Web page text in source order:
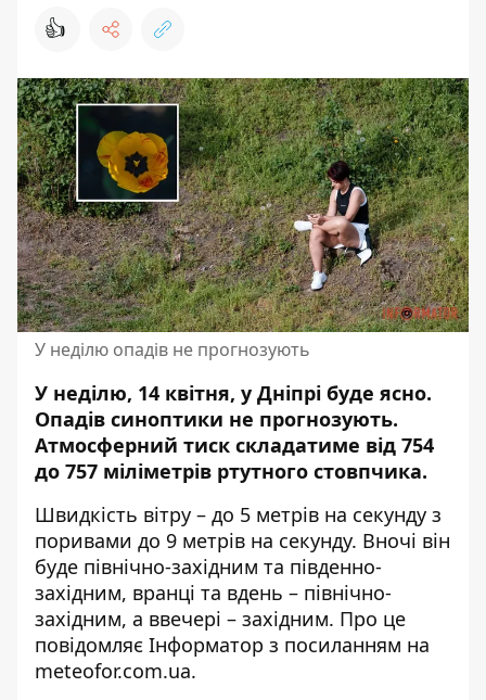
👍
У неділю опадів не прогнозують
У неділю, 14 квітня, у Дніпрі буде ясно.
Опадів синоптики не прогнозують.
Атмосферний тиск складатиме від 754
до 757 міліметрів ртутного стовпчика.
Швидкість вітру – до 5 метрів на секунду з
поривами до 9 метрів на секунду. Вночі він
буде північно-західним та південно-
західним, вранці та вдень – північно-
західним, а ввечері – західним. Про це
повідомляє Інформатор з посиланням на
meteofor.com.ua.